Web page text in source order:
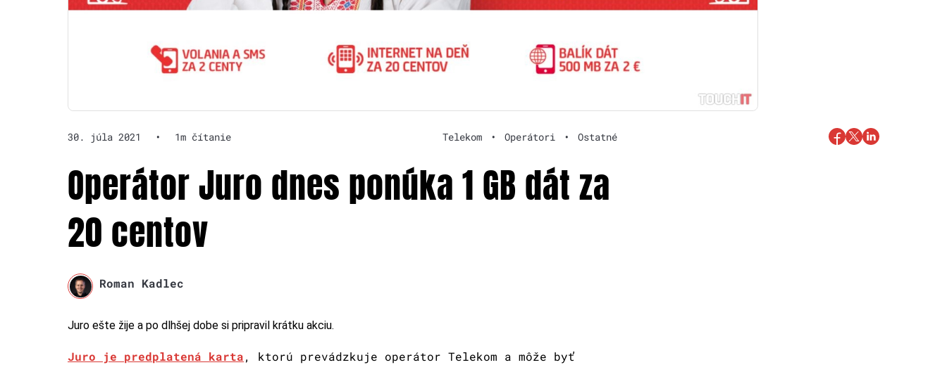
30. júla 2021 • 1m čítanie Telekom • Operátori • Ostatné
Operátor Juro dnes ponúka 1 GB dát za
20 centov
Roman Kadlec
Juro ešte žije a po dlhšej dobe si pripravil krátku akciu.
Juro je predplatená karta, ktorú prevádzkuje operátor Telekom a môže byť